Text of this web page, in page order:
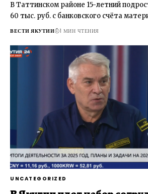
В Таттинском районе 15-летний
60 тыс. руб. с банковского счёта
ВЕСТИ ЯКУТИИ 1 МИН ЧТЕНИЯ
UNCATEGORIZED